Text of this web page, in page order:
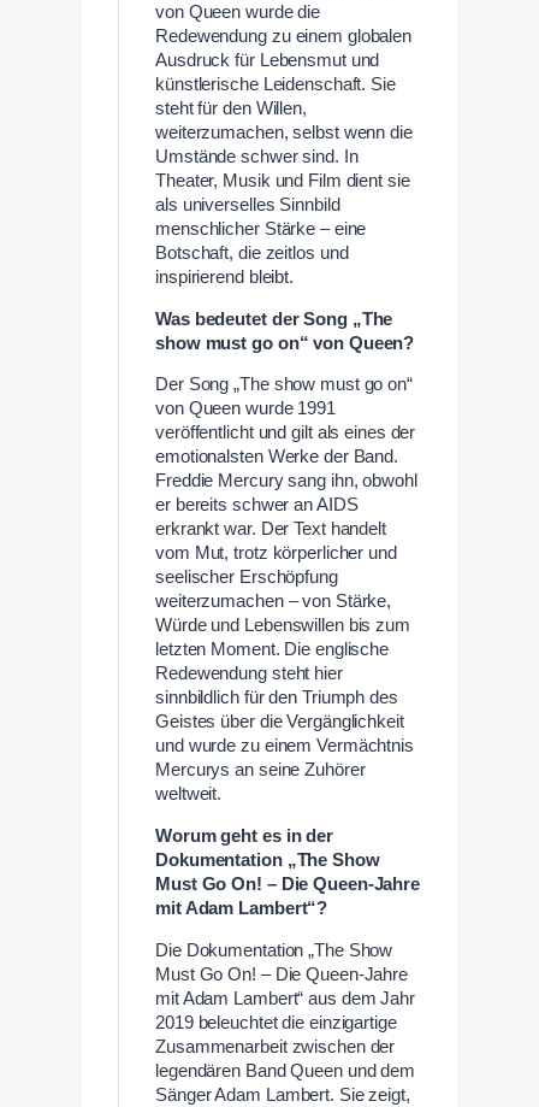
von Queen wurde die
Redewendung zu einem globalen
Ausdruck für Lebensmut und
künstlerische Leidenschaft. Sie
steht für den Willen,
weiterzumachen, selbst wenn die
Umstände schwer sind. In
Theater, Musik und Film dient sie
als universelles Sinnbild
menschlicher Stärke – eine
Botschaft, die zeitlos und
inspirierend bleibt.
Was bedeutet der Song „The
show must go on“ von Queen?
Der Song „The show must go on“
von Queen wurde 1991
veröffentlicht und gilt als eines der
emotionalsten Werke der Band.
Freddie Mercury sang ihn, obwohl
er bereits schwer an AIDS
erkrankt war. Der Text handelt
vom Mut, trotz körperlicher und
seelischer Erschöpfung
weiterzumachen – von Stärke,
Würde und Lebenswillen bis zum
letzten Moment. Die englische
Redewendung steht hier
sinnbildlich für den Triumph des
Geistes über die Vergänglichkeit
und wurde zu einem Vermächtnis
Mercurys an seine Zuhörer
weltweit.
Worum geht es in der
Dokumentation „The Show
Must Go On! – Die Queen-Jahre
mit Adam Lambert“?
Die Dokumentation „The Show
Must Go On! – Die Queen-Jahre
mit Adam Lambert“ aus dem Jahr
2019 beleuchtet die einzigartige
Zusammenarbeit zwischen der
legendären Band Queen und dem
Sänger Adam Lambert. Sie zeigt,